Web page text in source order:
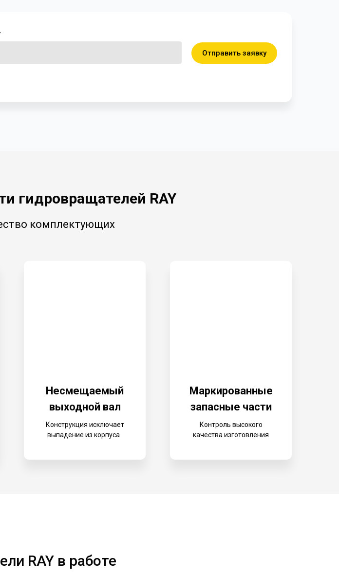
Отправить заявку
гидровращателей RAY
комплектующих
Несмещаемый
выходной вал
Конструкция исключает
выпадение из корпуса
Маркированные
запасные части
Контроль высокого
качества изготовления
RAY в работе